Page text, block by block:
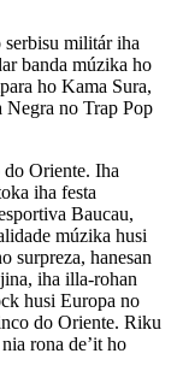
serbisu militár iha
banda múzika ho
ho Kama Sura,
no Trap Pop
do Oriente. Iha
iha festa
Baucau,
múzika husi
surpreza, hanesan
iha illa-rohan
husi Europa no
do Oriente. Riku
rona de’it ho